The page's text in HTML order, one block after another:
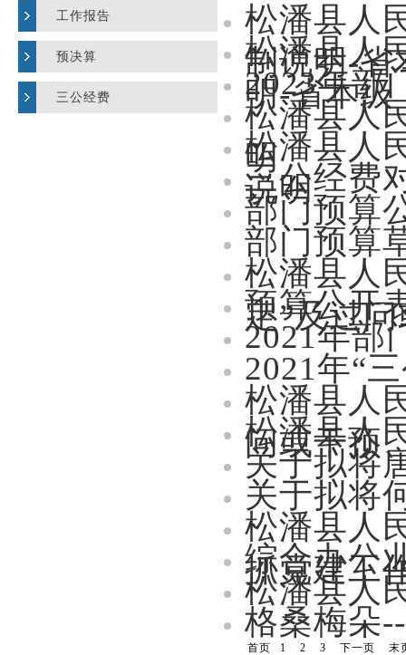
工作报告
预决算
三公经费
松潘县人
制说明-省
松潘县人
明-省本级
2023年部
松潘县人
明
松潘县人
说明
三公经费
部门预算
部门预算
松潘县人
定”及过
预算公开
2021年部
2021年“
松潘县人
问或干预
松潘县人
关于拟将
关于拟将
松潘县人
抓党建工
综合办公
松潘县人
格桑梅朵
首页 1 2 3 下一页 末